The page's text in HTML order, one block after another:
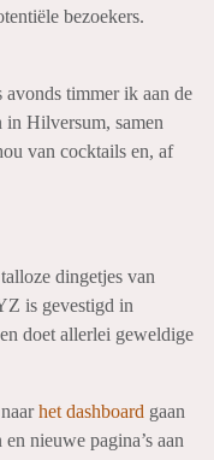
bezoekers.
avonds timmer ik aan de
Hilversum, samen
van cocktails en, af
dingetjes van
is gevestigd in
doet allerlei geweldige
het dashboard gaan
nieuwe pagina’s aan